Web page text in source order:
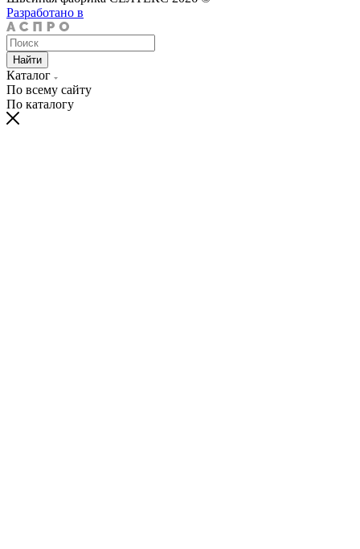
Разработано в
Найти
Каталог
По всему сайту
По каталогу